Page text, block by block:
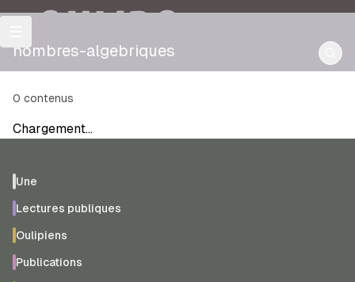
OULIPO
nombres-algebriques
0 contenus
Chargement…
Une
Lectures publiques
Oulipiens
Publications